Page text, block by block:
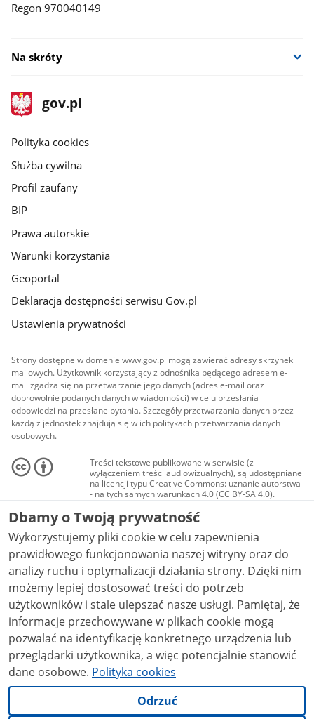
Regon 970040149
Na skróty
stopka
gov.pl
Strona
gov.pl
gov.pl
Polityka cookies
Służba cywilna
Profil zaufany
BIP
Prawa autorskie
Warunki korzystania
Geoportal
Deklaracja dostępności serwisu Gov.pl
Ustawienia prywatności
Strony dostępne w domenie www.gov.pl mogą zawierać adresy skrzynek
mailowych. Użytkownik korzystający z odnośnika będącego adresem e-
mail zgadza się na przetwarzanie jego danych (adres e-mail oraz
dobrowolnie podanych danych w wiadomości) w celu przesłania
odpowiedzi na przesłane pytania. Szczegóły przetwarzania danych przez
każdą z jednostek znajdują się w ich politykach przetwarzania danych
osobowych.
Treści tekstowe publikowane w serwisie (z
wyłączeniem treści audiowizualnych), są udostępniane
na licencji typu Creative Commons: uznanie autorstwa
- na tych samych warunkach 4.0 (CC BY-SA 4.0).
Materiały audiowizualne, w tym zdjęcia, materiały
audio i wideo, są udostępniane na licencji typu
Creative Commons: uznanie autorstwa użycie
niekomercyjne - bez utworów zależnych 4.0 (CC BY-
NC-ND 4.0), o ile nie jest to stwierdzone inaczej.
Dbamy o Twoją prywatność
Wykorzystujemy pliki cookie w celu zapewnienia
prawidłowego funkcjonowania naszej witryny oraz do
analizy ruchu i optymalizacji działania strony. Dzięki nim
możemy lepiej dostosować treści do potrzeb
użytkowników i stale ulepszać nasze usługi. Pamiętaj, że
informacje przechowywane w plikach cookie mogą
pozwalać na identyfikację konkretnego urządzenia lub
przeglądarki użytkownika, a więc potencjalnie stanowić
dane osobowe. Polityka cookies
Odrzuć